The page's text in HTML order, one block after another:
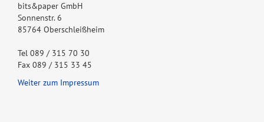
bits&paper GmbH
Sonnenstr. 6
85764 Oberschleißheim
Tel 089 / 315 70 30
Fax 089 / 315 33 45
Weiter zum Impressum